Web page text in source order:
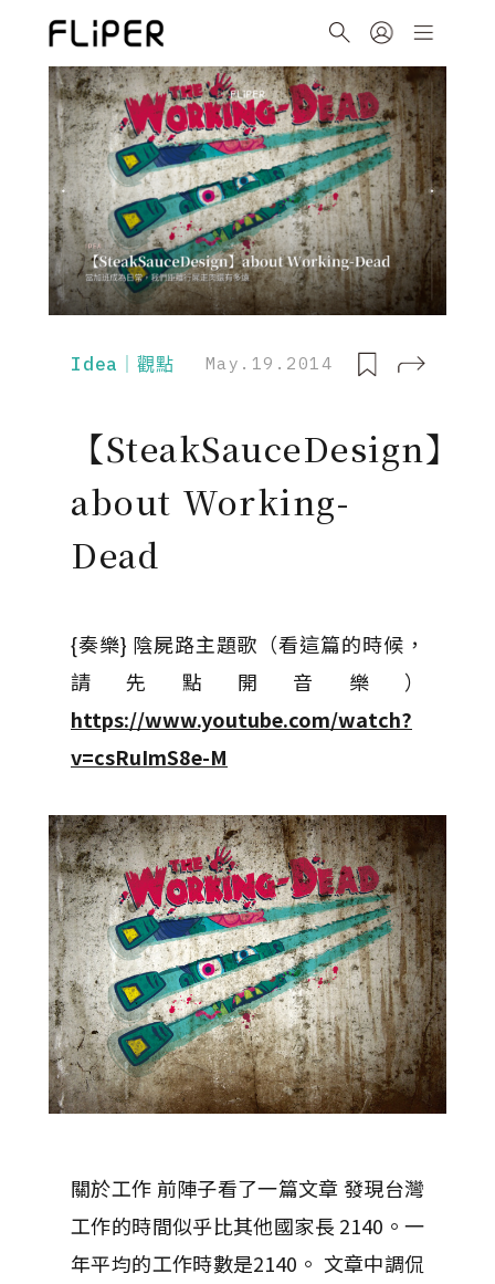
Idea｜觀點 May.19.2014
【SteakSauceDesign】
about Working-
Dead
{奏樂} 陰屍路主題歌（看這篇的時候，
請先點開音樂）
https://www.youtube.com/watch?
v=csRuImS8e-M
關於工作 前陣子看了一篇文章 發現台灣
工作的時間似乎比其他國家長 2140。一
年平均的工作時數是2140。 文章中調侃